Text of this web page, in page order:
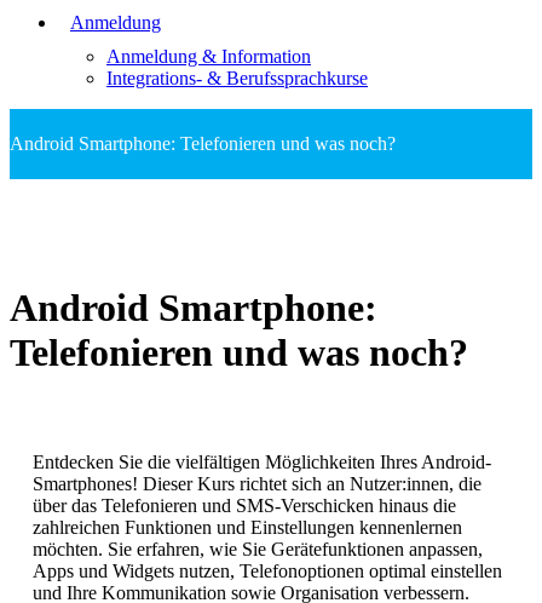
Anmeldung
Anmeldung & Information
Integrations- & Berufssprachkurse
Android Smartphone: Telefonieren und was noch?
Android Smartphone:
Telefonieren und was noch?
Entdecken Sie die vielfältigen Möglichkeiten Ihres Android-
Smartphones! Dieser Kurs richtet sich an Nutzer:innen, die
über das Telefonieren und SMS-Verschicken hinaus die
zahlreichen Funktionen und Einstellungen kennenlernen
möchten. Sie erfahren, wie Sie Gerätefunktionen anpassen,
Apps und Widgets nutzen, Telefonoptionen optimal einstellen
und Ihre Kommunikation sowie Organisation verbessern.